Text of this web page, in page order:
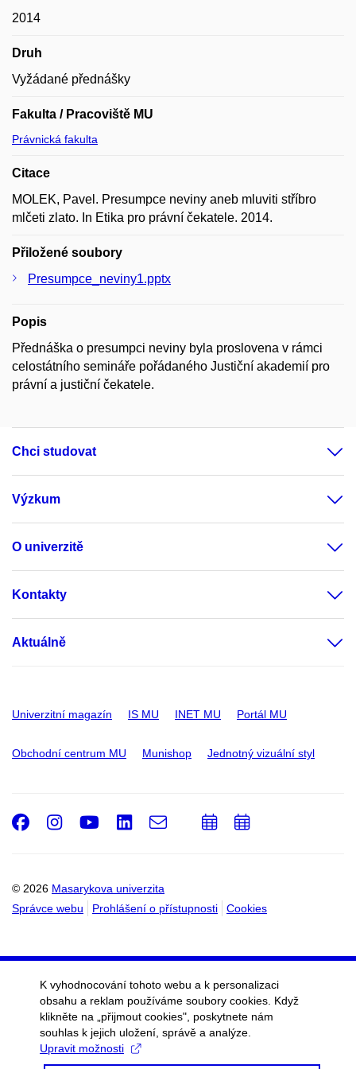
2014
Druh
Vyžádané přednášky
Fakulta / Pracoviště MU
Právnická fakulta
Citace
MOLEK, Pavel. Presumpce neviny aneb mluviti stříbro
mlčeti zlato. In Etika pro právní čekatele. 2014.
Přiložené soubory
Presumpce_neviny1.pptx
Popis
Přednáška o presumpci neviny byla proslovena v rámci
celostátního semináře pořádaného Justiční akademií pro
právní a justiční čekatele.
Chci studovat
Výzkum
O univerzitě
Kontakty
Aktuálně
Univerzitní magazín IS MU INET MU Portál MU
Obchodní centrum MU Munishop Jednotný vizuální styl
© 2026 Masarykova univerzita
Správce webu
Prohlášení o přístupnosti Cookies
Facebook
Instagram
Youtube
LinkedIn
e-
PřidatPřidat
K vyhodnocování tohoto webu a k personalizaci
obsahu a reklam používáme soubory cookies. Když
klikněte na „přijmout cookies", poskytnete nám
souhlas k jejich uložení, správě a analýze.
Upravit možnosti